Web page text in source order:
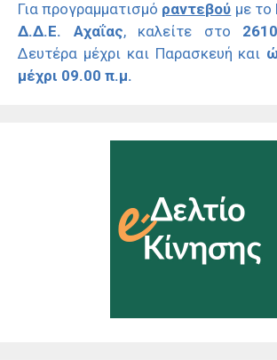
Για προγραμματισμό ραντεβού με το
Δ.Δ.Ε. Αχαΐας, καλείτε στο
Δευτέρα μέχρι και Παρασκευή και
μέχρι 09.00 π.μ.